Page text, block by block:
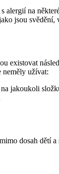
alergií na
jsou
existovat
neměly užívat:
jakoukoli
dosah dětí a